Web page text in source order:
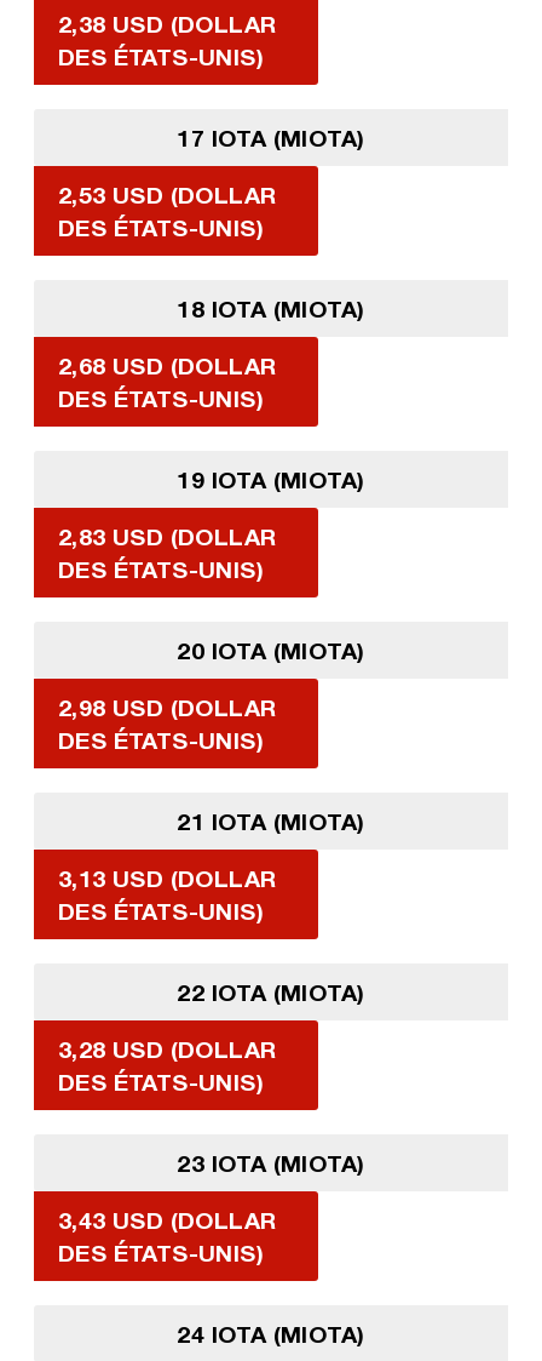
2,38 USD (DOLLAR
DES ÉTATS-UNIS)
17 IOTA (MIOTA)
2,53 USD (DOLLAR
DES ÉTATS-UNIS)
18 IOTA (MIOTA)
2,68 USD (DOLLAR
DES ÉTATS-UNIS)
19 IOTA (MIOTA)
2,83 USD (DOLLAR
DES ÉTATS-UNIS)
20 IOTA (MIOTA)
2,98 USD (DOLLAR
DES ÉTATS-UNIS)
21 IOTA (MIOTA)
3,13 USD (DOLLAR
DES ÉTATS-UNIS)
22 IOTA (MIOTA)
3,28 USD (DOLLAR
DES ÉTATS-UNIS)
23 IOTA (MIOTA)
3,43 USD (DOLLAR
DES ÉTATS-UNIS)
24 IOTA (MIOTA)